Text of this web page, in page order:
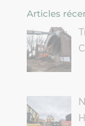
Articles